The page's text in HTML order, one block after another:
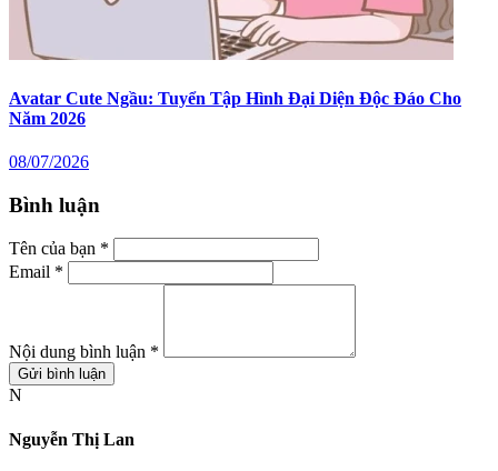
Avatar Cute Ngầu: Tuyển Tập Hình Đại Diện Độc Đáo Cho
Năm 2026
08/07/2026
Bình luận
Tên của bạn *
Email *
Nội dung bình luận *
Gửi bình luận
N
Nguyễn Thị Lan